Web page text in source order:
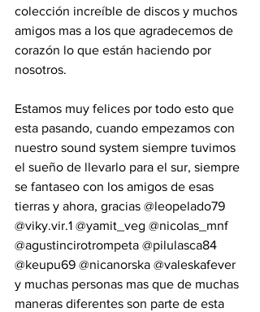
colección increíble de discos y muchos
amigos mas a los que agradecemos de
corazón lo que están haciendo por
nosotros.
Estamos muy felices por todo esto que
esta pasando, cuando empezamos con
nuestro sound system siempre tuvimos
el sueño de llevarlo para el sur, siempre
se fantaseo con los amigos de esas
tierras y ahora, gracias @leopelado79
@viky.vir.1 @yamit_veg @nicolas_mnf
@agustincirotrompeta @pilulasca84
@keupu69 @nicanorska @valeskafever
y muchas personas mas que de muchas
maneras diferentes son parte de esta